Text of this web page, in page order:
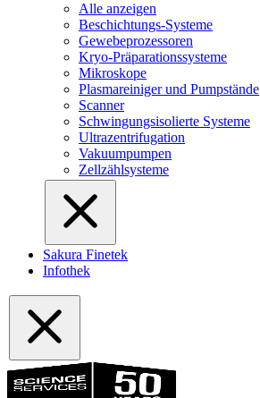
Alle anzeigen
Beschichtungs-Systeme
Gewebeprozessoren
Kryo-Präparationssysteme
Mikroskope
Plasmareiniger und Pumpstände
Scanner
Schwingungsisolierte Systeme
Ultrazentrifugation
Vakuumpumpen
Zellzählsysteme
Sakura Finetek
Infothek